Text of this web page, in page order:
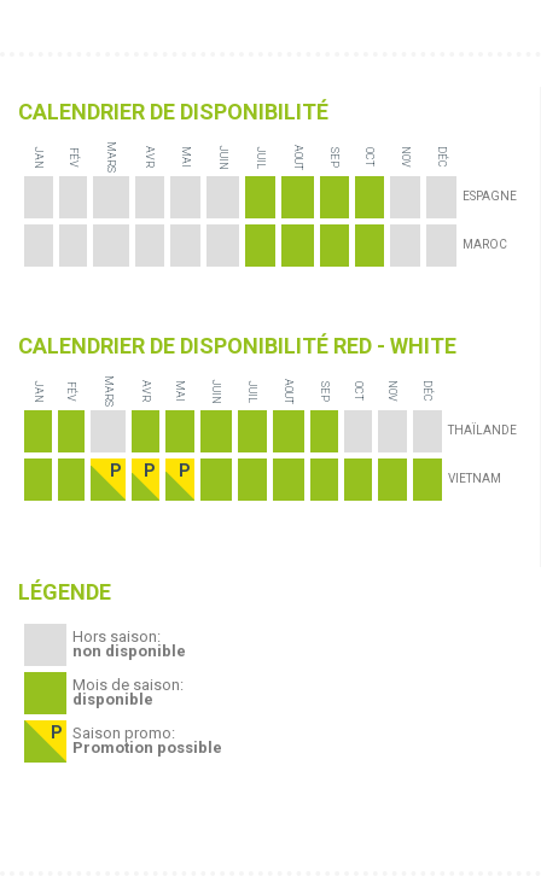
CALENDRIER DE DISPONIBILITÉ
JAN FÉV MARS AVR MAI JUIN JUIL AOUT SEP OCT NOV DÉC
ESPAGNE
MAROC
CALENDRIER DE DISPONIBILITÉ RED - WHITE
JAN FÉV MARS AVR MAI JUIN JUIL AOUT SEP OCT NOV DÉC
THAÏLANDE
VIETNAM
LÉGENDE
Hors saison:
non disponible
Mois de saison:
disponible
Saison promo:
Promotion possible